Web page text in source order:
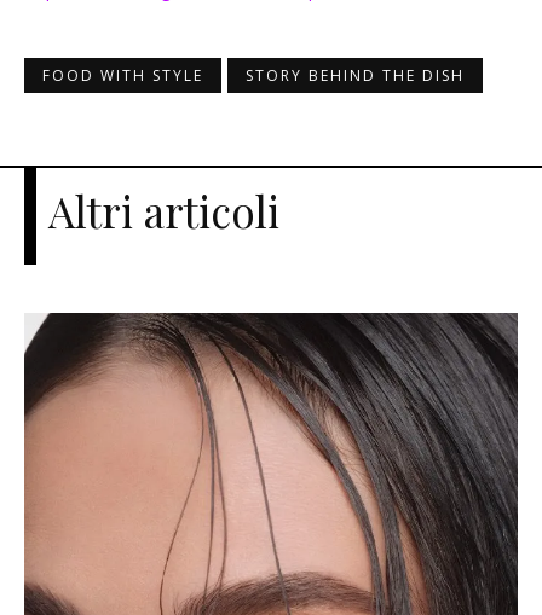
FOOD WITH STYLE STORY BEHIND THE DISH
Altri articoli